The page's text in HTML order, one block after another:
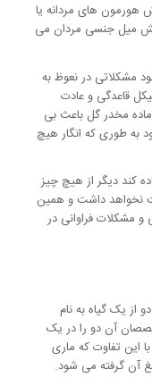
هورمون های مردانه یا
میل جنسی مردان می
مشکلاتی در نعوظ به
قاعدگی و عادت
مخدر گل باعث بی
به طوری که انگار هیچ
کند دیگر از هیچ چیز
نخواهد داشت و همین
و مشکلات فراوانی در
از یک گیاه به نام
آن دو را در یک
این تفاوت که ماری
آن گرفته می شود.